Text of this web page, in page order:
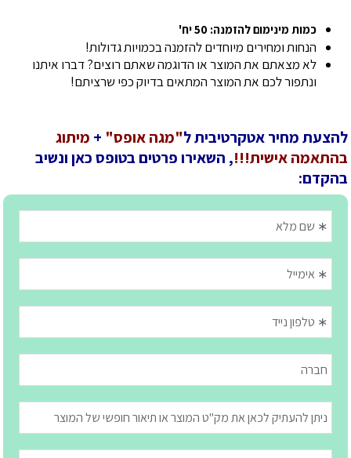
כמות מינימום להזמנה: 50 יח'
הנחות ומחירים מיוחדים להזמנה בכמויות גדולות!
לא מצאתם את המוצר או הדוגמה שאתם רוצים? דברו איתנו
ונתפור לכם את המוצר המתאים בדיוק כפי שרציתם!
להצעת מחיר אטקרטיבית ל"מגה אופס" + מיתוג
בהתאמה אישית!!!, השאירו פרטים בטופס כאן ונשיב
בהקדם: